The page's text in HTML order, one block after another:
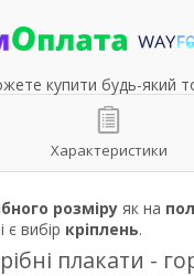
купити будь-який
Характеристики
розміру як на
є вибір кріплень.
плакати -